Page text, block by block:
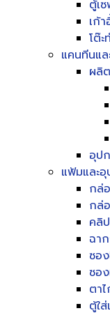
ตู้เ
เก้า
โต๊ะ
แคนทีนแล
ผลิ
อุป
แฟ้มและ
กล่
กล่
คลิ
ฉา
ซอ
ซอ
ตา
ตู้ใ